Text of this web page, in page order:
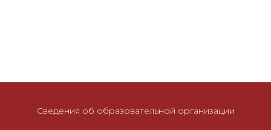
Сведения об образовательной организации